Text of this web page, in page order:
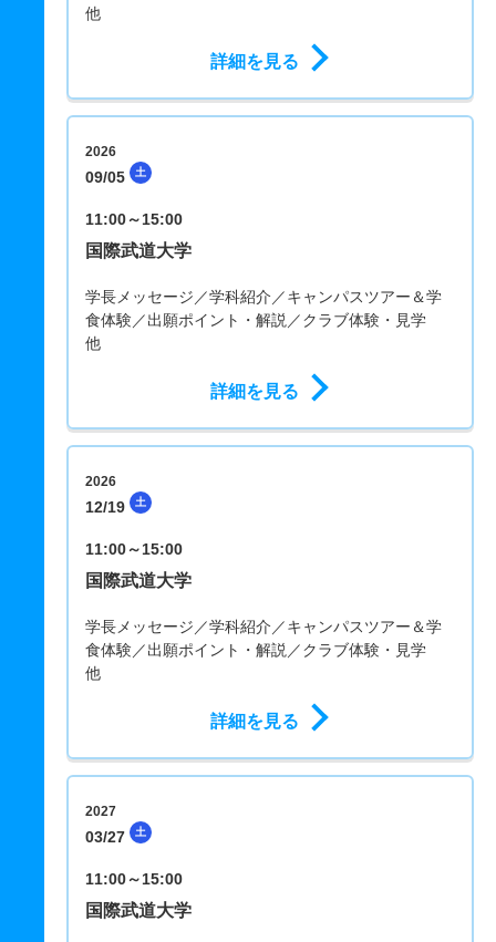
他
詳細を見る
2026
09/05 土
11:00～15:00
国際武道大学
学長メッセージ／学科紹介／キャンパスツアー＆学
食体験／出願ポイント・解説／クラブ体験・見学
他
詳細を見る
2026
12/19 土
11:00～15:00
国際武道大学
学長メッセージ／学科紹介／キャンパスツアー＆学
食体験／出願ポイント・解説／クラブ体験・見学
他
詳細を見る
2027
03/27 土
11:00～15:00
国際武道大学